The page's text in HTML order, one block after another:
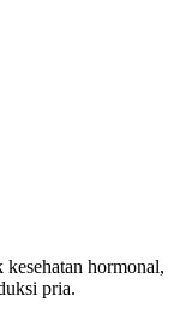
hormonal,
pria.